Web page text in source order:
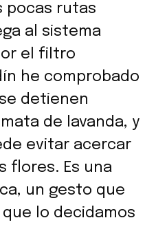
pocas rutas
al sistema
el filtro
he comprobado
detienen
de lavanda, y
evitar acercar
flores. Es una
un gesto que
lo decidamos